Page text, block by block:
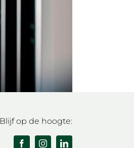
Blijf op de hoogte: